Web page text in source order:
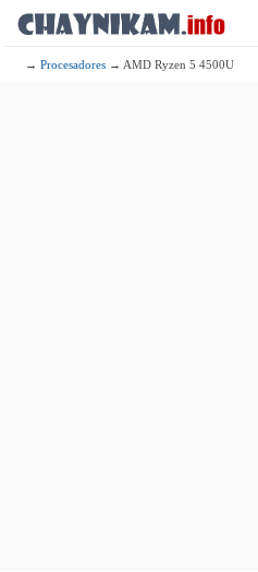
→Procesadores → AMD Ryzen 5 4500U